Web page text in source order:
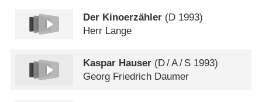
Der Kinoerzähler (D 1993)
Herr Lange
Kaspar Hauser (D/A/ S 1993)
Georg Friedrich Daumer